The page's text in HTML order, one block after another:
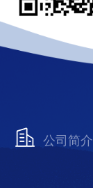
公司简介